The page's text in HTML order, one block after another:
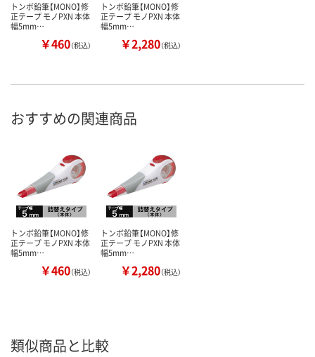
トンボ鉛筆【MONO】修
正テープ モノPXN 本体
幅5mm…
￥460（税込）
トンボ鉛筆【MONO】修
正テープ モノPXN 本体
幅5mm…
￥2,280（税込）
おすすめの関連商品
トンボ鉛筆【MONO】修
正テープ モノPXN 本体
幅5mm…
￥460（税込）
トンボ鉛筆【MONO】修
正テープ モノPXN 本体
幅5mm…
￥2,280（税込）
類似商品と比較